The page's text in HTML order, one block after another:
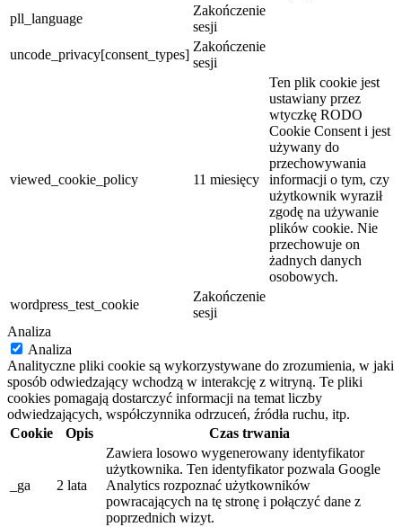
pll_language
Zakończenie
sesji
uncode_privacy[consent_types]
Zakończenie
sesji
viewed_cookie_policy 11 miesięcy
Ten plik cookie jest
ustawiany przez
wtyczkę RODO
Cookie Consent i jest
używany do
przechowywania
informacji o tym, czy
użytkownik wyraził
zgodę na używanie
plików cookie. Nie
przechowuje on
żadnych danych
osobowych.
wordpress_test_cookie
Zakończenie
sesji
Analiza
Analiza
Analityczne pliki cookie są wykorzystywane do zrozumienia, w jaki
sposób odwiedzający wchodzą w interakcję z witryną. Te pliki
cookies pomagają dostarczyć informacji na temat liczby
odwiedzających, współczynnika odrzuceń, źródła ruchu, itp.
Cookie
Opis Czas trwania
_ga 2 lata
Zawiera losowo wygenerowany identyfikator
użytkownika. Ten identyfikator pozwala Google
Analytics rozpoznać użytkowników
powracających na tę stronę i połączyć dane z
poprzednich wizyt.